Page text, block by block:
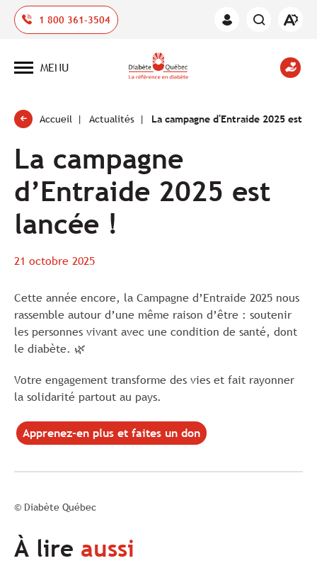
1 800 361-3504
Espace
Ouvrir
Ouvrir
site
MENU
Accueil Actualités La campagne d'Entraide 2025 est
La campagne
d’Entraide 2025 est
lancée !
21 octobre 2025
Cette année encore, la Campagne d’Entraide 2025 nous
rassemble autour d’une même raison d’être : soutenir
les personnes vivant avec une condition de santé, dont
le diabète. 🌿
Votre engagement transforme des vies et fait rayonner
la solidarité partout au pays.
Apprenez-en plus et faites un don
© Diabète Québec
À lire aussi